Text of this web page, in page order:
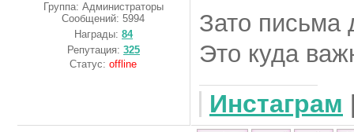
Группа: Администраторы
Сообщений:5994
Награды: 84
Репутация: 325
Статус:offline
Зато письма
Это куда
Инстаграм